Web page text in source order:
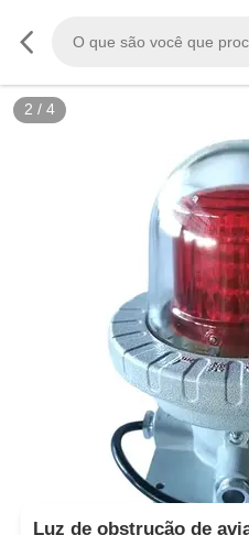
2 / 4
Luz de obstrução de